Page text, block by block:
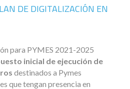
DE DIGITALIZACIÓN EN
para PYMES 2021-2025
inicial de ejecución de
destinados a Pymes
que tengan presencia en